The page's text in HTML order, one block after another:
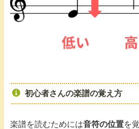
初心者さんの楽譜の覚え方
楽譜を読むためには音符の位置を